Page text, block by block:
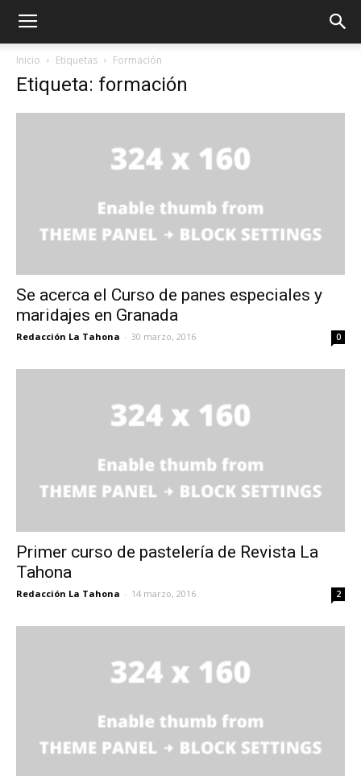
Inicio Etiquetas Formación
Etiqueta: formación
Se acerca el Curso de panes especiales y
maridajes en Granada
Redacción La Tahona - 30 marzo, 2016 0
Primer curso de pastelería de Revista La
Tahona
Redacción La Tahona - 14 marzo, 2016 2